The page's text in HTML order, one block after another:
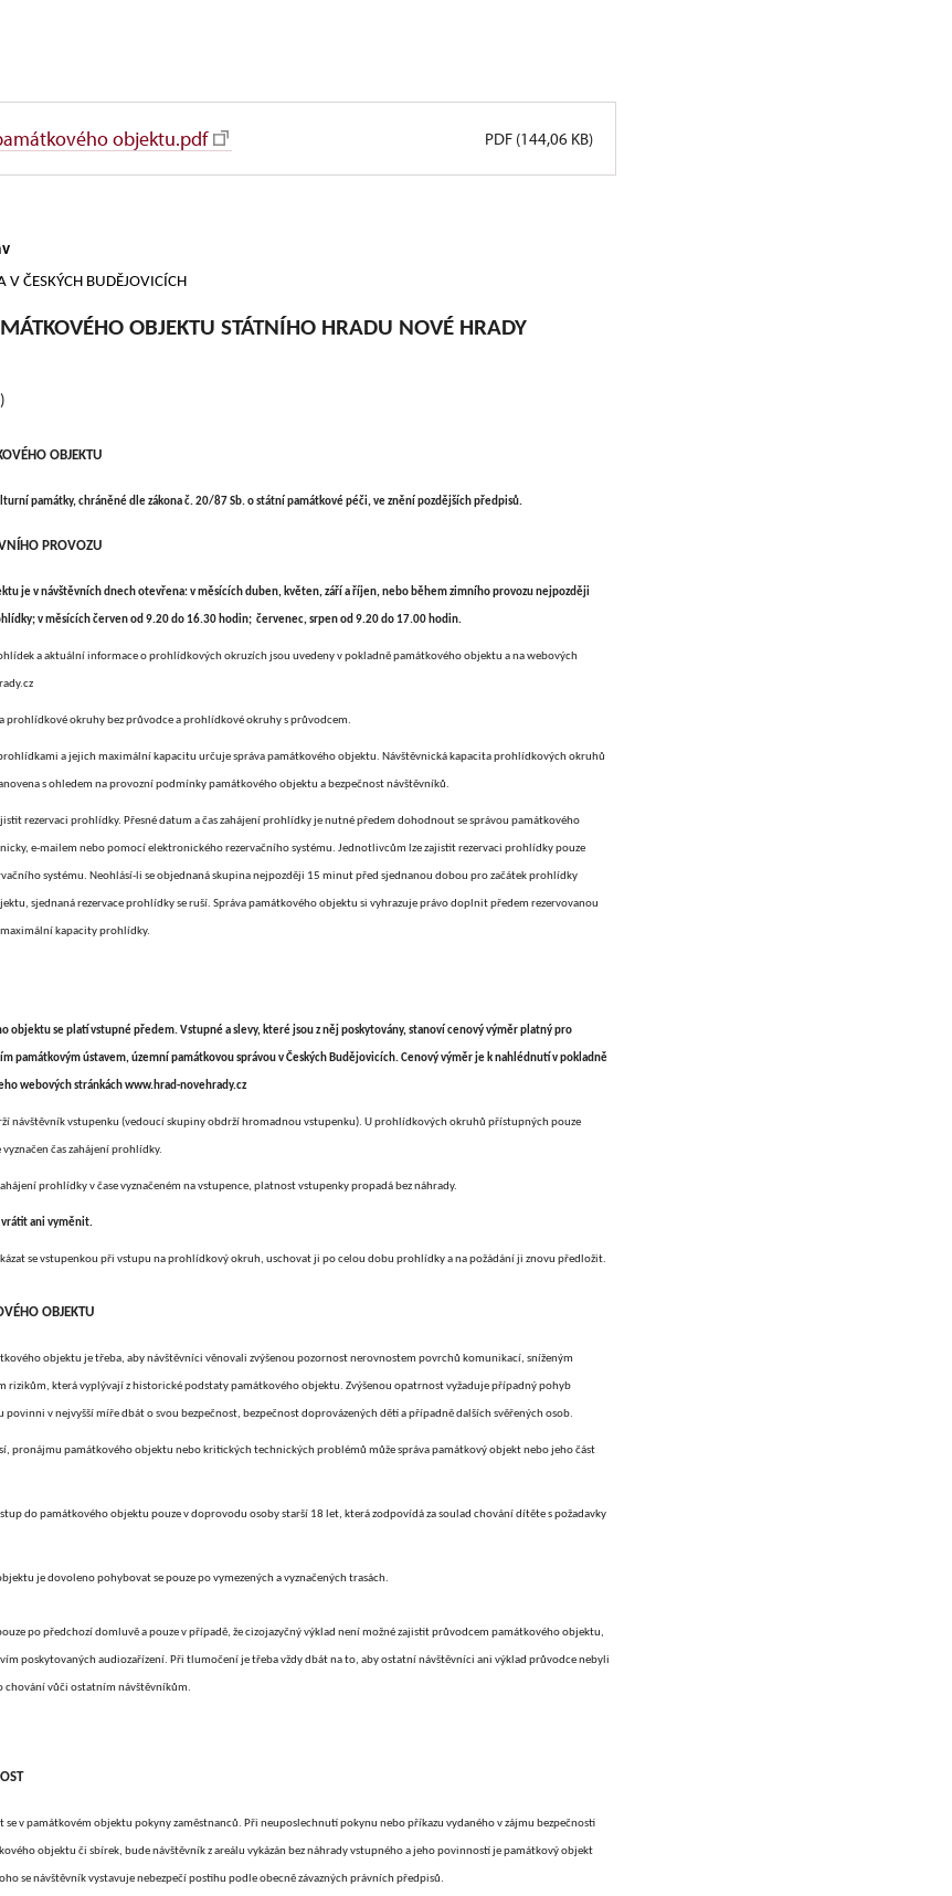
objektu.pdf PDF (144,06 KB)
BUDĚJOVICÍCH
OBJEKTU STÁTNÍHO HRADU NOVÉ HRADY
OBJEKTU
chráněné dle zákona č. 20/87 Sb. o státní památkové péči, ve znění pozdějších předpisů.
PROVOZU
je v návštěvních dnech otevřena: v měsících duben, květen, září a říjen, nebo během zimního provozu nejpozději
v měsících červen od 9.20 do 16.30 hodin; červenec, srpen od 9.20 do 17.00 hodin.
a aktuální informace o prohlídkových okruzích jsou uvedeny v pokladně památkového objektu a na webových
prohlídkové okruhy bez průvodce a prohlídkové okruhy s průvodcem.
a jejich maximální kapacitu určuje správa památkového objektu. Návštěvnická kapacita prohlídkových okruhů
s ohledem na provozní podmínky památkového objektu a bezpečnost návštěvníků.
rezervaci prohlídky. Přesné datum a čas zahájení prohlídky je nutné předem dohodnout se správou památkového
e-mailem nebo pomocí elektronického rezervačního systému. Jednotlivcům lze zajistit rezervaci prohlídky pouze
systému. Neohlásí-li se objednaná skupina nejpozději 15 minut před sjednanou dobou pro začátek prohlídky
sjednaná rezervace prohlídky se ruší. Správa památkového objektu si vyhrazuje právo doplnit předem rezervovanou
kapacity prohlídky.
objektu se platí vstupné předem. Vstupné a slevy, které jsou z něj poskytovány, stanoví cenový výměr platný pro
památkovým ústavem, územní památkovou správou v Českých Budějovicích. Cenový výměr je k nahlédnutí v pokladně
webových stránkách www.hrad-novehrady.cz
návštěvník vstupenku (vedoucí skupiny obdrží hromadnou vstupenku). U prohlídkových okruhů přístupných pouze
čas zahájení prohlídky.
prohlídky v čase vyznačeném na vstupence, platnost vstupenky propadá bez náhrady.
vrátit ani vyměnit.
se vstupenkou při vstupu na prohlídkový okruh, uschovat ji po celou dobu prohlídky a na požádání ji znovu předložit.
OBJEKTU
objektu je třeba, aby návštěvníci věnovali zvýšenou pozornost nerovnostem povrchů komunikací, sníženým
rizikům, která vyplývají z historické podstaty památkového objektu. Zvýšenou opatrnost vyžaduje případný pohyb
v nejvyšší míře dbát o svou bezpečnost, bezpečnost doprovázených dětí a případně dalších svěřených osob.
pronájmu památkového objektu nebo kritických technických problémů může správa památkový objekt nebo jeho část
do památkového objektu pouze v doprovodu osoby starší 18 let, která zodpovídá za soulad chování dítěte s požadavky
je dovoleno pohybovat se pouze po vymezených a vyznačených trasách.
po předchozí domluvě a pouze v případě, že cizojazyčný výklad není možné zajistit průvodcem památkového objektu,
poskytovaných audiozařízení. Při tlumočení je třeba vždy dbát na to, aby ostatní návštěvníci ani výklad průvodce nebyli
chování vůči ostatním návštěvníkům.
v památkovém objektu pokyny zaměstnanců. Při neuposlechnutí pokynu nebo příkazu vydaného v zájmu bezpečnosti
objektu či sbírek, bude návštěvník z areálu vykázán bez náhrady vstupného a jeho povinností je památkový objekt
se návštěvník vystavuje nebezpečí postihu podle obecně závazných právních předpisů.